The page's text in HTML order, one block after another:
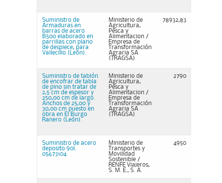
Suministro de
Armaduras en
barras de acero
B500 elaborado en
parrillas con plano
de despiece, para
Vallecillo (León).
Ministerio de
Agricultura,
Pesca y
Alimentacion /
Empresa de
Transformación
Agraria SA
(TRAGSA)
78932,83
Suministro de tablón
de encofrar de tabla
de pino sin tratar de
2,5 cm de espesor y
250,00 cm de largo.
Anchos de 25,00 y
30,00 cm puesto en
obra en El Burgo
Ranero (León).
Ministerio de
Agricultura,
Pesca y
Alimentacion /
Empresa de
Transformación
Agraria SA
(TRAGSA)
2790
Suministro de acero
deposito 90l.
05673104
Ministerio de
Transportes y
Movilidad
Sostenible /
RENFE Viajeros,
S. M. E., S. A.
4950